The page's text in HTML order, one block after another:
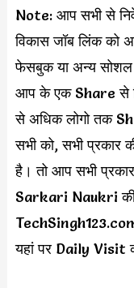
Note: आप सभी से
विकास जॉब लिंक को
फेसबुक या अन्य
आप के एक Share से
से अधिक लोगो तक
सभी को, सभी प्रकार
है। तो आप सभी
Sarkari Naukri की
यहां पर Daily Visit